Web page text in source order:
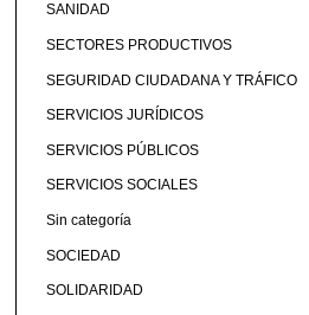
SANIDAD
SECTORES PRODUCTIVOS
SEGURIDAD CIUDADANA Y TRÁFICO
SERVICIOS JURÍDICOS
SERVICIOS PÚBLICOS
SERVICIOS SOCIALES
Sin categoría
SOCIEDAD
SOLIDARIDAD